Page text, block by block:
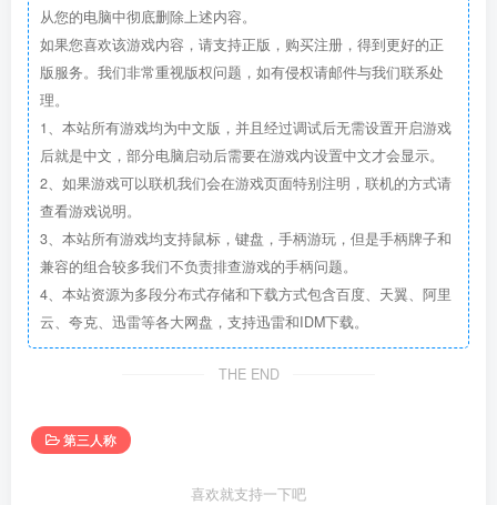
从您的电脑中彻底删除上述内容。
如果您喜欢该游戏内容，请支持正版，购买注册，得到更好的正
版服务。我们非常重视版权问题，如有侵权请邮件与我们联系处
理。
1、本站所有游戏均为中文版，并且经过调试后无需设置开启游戏
后就是中文，部分电脑启动后需要在游戏内设置中文才会显示。
2、如果游戏可以联机我们会在游戏页面特别注明，联机的方式请
查看游戏说明。
3、本站所有游戏均支持鼠标，键盘，手柄游玩，但是手柄牌子和
兼容的组合较多我们不负责排查游戏的手柄问题。
4、本站资源为多段分布式存储和下载方式包含百度、天翼、阿里
云、夸克、迅雷等各大网盘，支持迅雷和IDM下载。
THE END
第三人称
喜欢就支持一下吧